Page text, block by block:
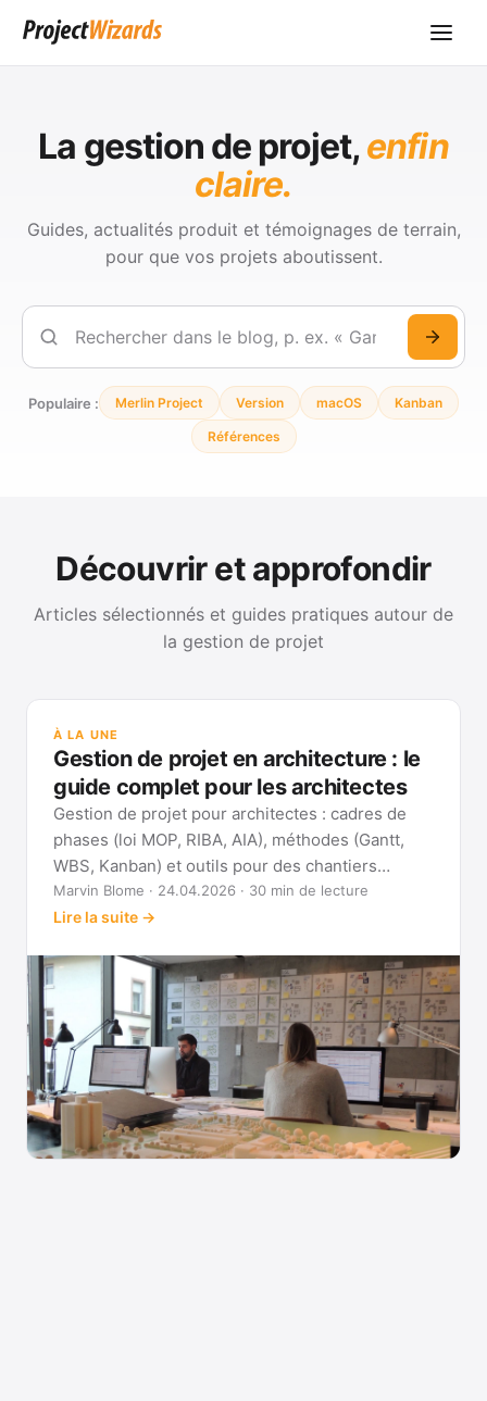
La gestion de projet,enfin
claire.
Guides, actualités produit et témoignages de terrain,
pour que vos projets aboutissent.
Rechercher
Populaire : Merlin Project Version macOS Kanban
Références
Découvrir et approfondir
Articles sélectionnés et guides pratiques autour de
la gestion de projet
À LA UNE
Gestion de projet en architecture : le
guide complet pour les architectes
Gestion de projet pour architectes : cadres de
phases (loi MOP, RIBA, AIA), méthodes (Gantt,
WBS, Kanban) et outils pour des chantiers
réellement pilotables.
Marvin Blome · 24.04.2026 · 30 min de lecture
Lire la suite →